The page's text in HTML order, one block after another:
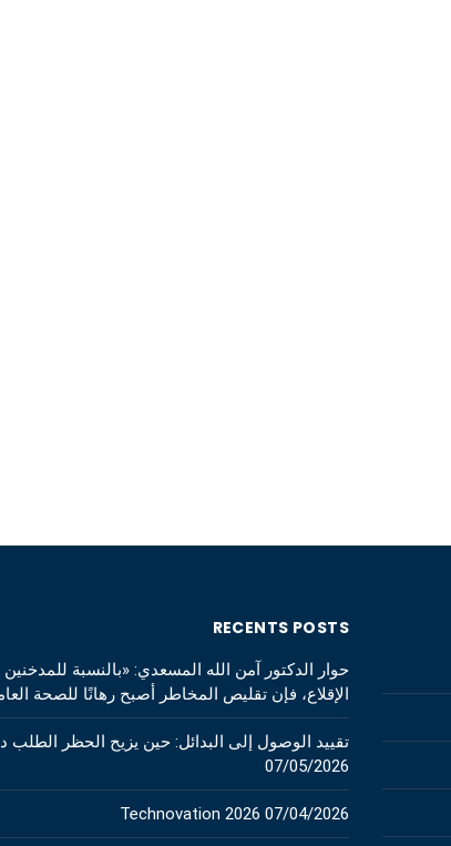
RECENTS POSTS
حوار الدكتور آمن الله المسعدي: «بالنسبة
الإقلاع، فإن تقليص المخاطر أصبح رهانًا للصحة
تقييد الوصول إلى البدائل: حين يزيح الحظر الطلب
07/05/2026
Technovation 2026 07/04/2026